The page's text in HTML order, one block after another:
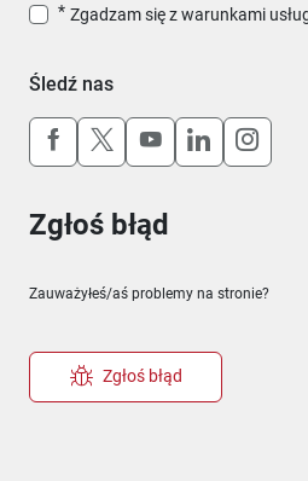
Zgadzam się z warunkami
Śledź nas
Uwaga, link otworzy
Uwaga, link
Uwaga, link
Uwaga,
Zgłoś błąd
Zauważyłeś/aś problemy na stronie?
Zgłoś błąd